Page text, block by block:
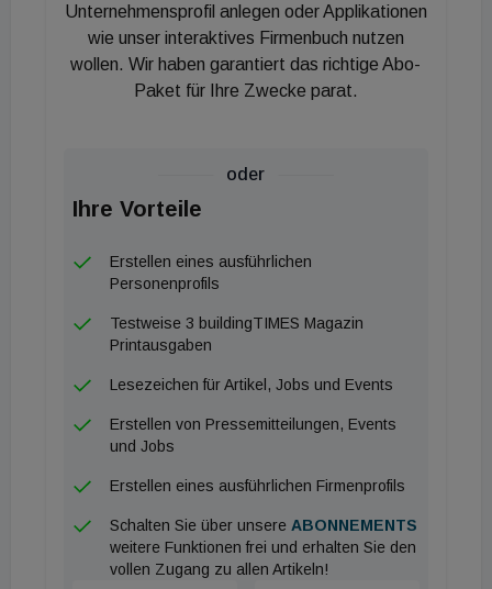
Wassermelder ist möglich.
Einfache Konfiguration und viel Sicherheit
keinen Profi mehr, verspricht Siblik. Die SmartHome
Connect Box kann ohne professionelle Hilfe
Box wird an den Router des Internetanbieters
angeschlossen und verbindet sich mit dem
Netzwerk und das ganze System kann über eine
App am Mobiltelefon oder Tablet gesteuert
werden.
Durch die patentierte TwinBand© Technologie ist
oder Alarmierungsgerätes wird sofort Alarm
ausgelöst. Die Übertragung von Notrufen und
Unternehmensprofil anlegen oder Applikationen
wie unser interaktives Firmenbuch nutzen
wollen. Wir haben garantiert das richtige Abo-
Paket für Ihre Zwecke parat.
oder
Ihre Vorteile
Erstellen eines ausführlichen
Personenprofils
Testweise 3 buildingTIMES Magazin
Printausgaben
Lesezeichen für Artikel, Jobs und Events
Erstellen von Pressemitteilungen, Events
und Jobs
Erstellen eines ausführlichen Firmenprofils
Schalten Sie über unsere ABONNEMENTS
weitere Funktionen frei und erhalten Sie den
vollen Zugang zu allen Artikeln!